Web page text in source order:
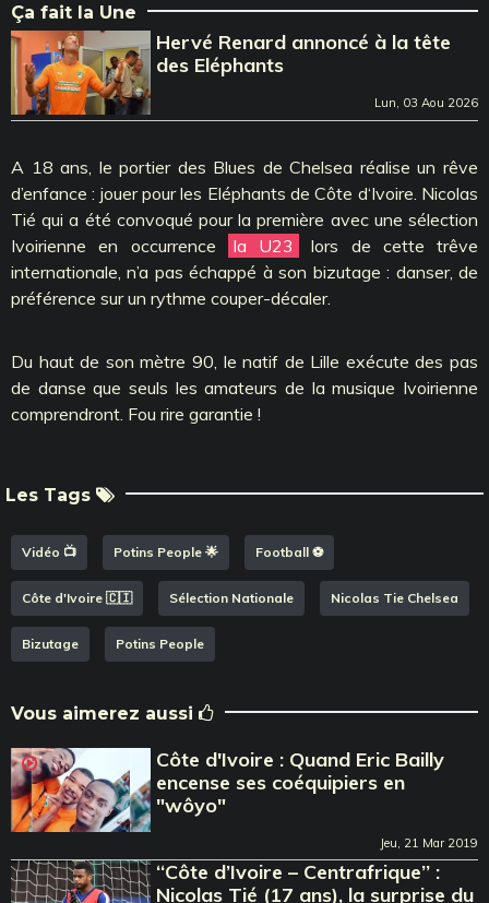
Ça fait la Une
Hervé Renard annoncé à la tête
des Eléphants
Lun, 03 Aou 2026
A 18 ans, le portier des Blues de Chelsea réalise un rêve
d’enfance : jouer pour les Eléphants de Côte d‘Ivoire. Nicolas
Tié qui a été convoqué pour la première avec une sélection
Ivoirienne en occurrence
la U23
lors de cette trêve
internationale, n’a pas échappé à son bizutage : danser, de
préférence sur un rythme couper-décaler.
Du haut de son mètre 90, le natif de Lille exécute des pas
de danse que seuls les amateurs de la musique Ivoirienne
comprendront. Fou rire garantie !
Les Tags
Vidéo 📺 Potins People 🌟 Football ⚽️
Côte d'Ivoire 🇨🇮 Sélection Nationale Nicolas Tie Chelsea
Bizutage Potins People
Vous aimerez aussi
Côte d'Ivoire : Quand Eric Bailly
encense ses coéquipiers en
"wôyo"
Jeu, 21 Mar 2019
‘‘Côte d’Ivoire – Centrafrique’’ :
Nicolas Tié (17 ans), la surprise du